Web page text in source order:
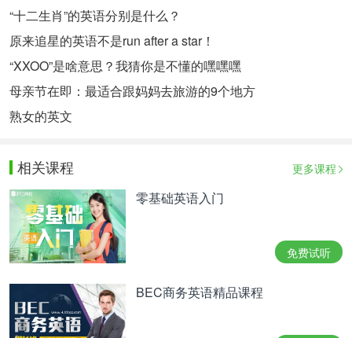
“十二生肖”的英语分别是什么？
原来追星的英语不是run after a star！
“XXOO”是啥意思？我猜你是不懂的嘿嘿嘿
母亲节在即：最适合跟妈妈去旅游的9个地方
熟女的英文
相关课程 更多课程
零基础英语入门
免费试听
BEC商务英语精品课程